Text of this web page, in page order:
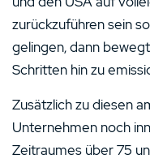
zurückzuführen sein
gelingen, dann
Schritten hin zu
Zusätzlich zu diesen
Unternehmen noch
Zeitraumes über 75